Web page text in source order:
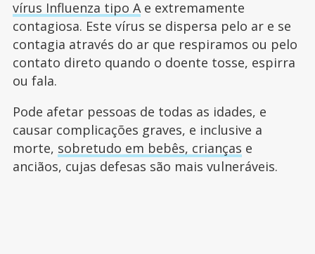
vírus Influenza tipo Ae extremamente
contagiosa. Este vírus se dispersa pelo ar e se
contagia através do ar que respiramos ou pelo
contato direto quando o doente tosse, espirra
ou fala.
Pode afetar pessoas de todas as idades, e
causar complicações graves, e inclusive a
morte, sobretudo em bebês, crianças e
anciãos, cujas defesas são mais vulneráveis.